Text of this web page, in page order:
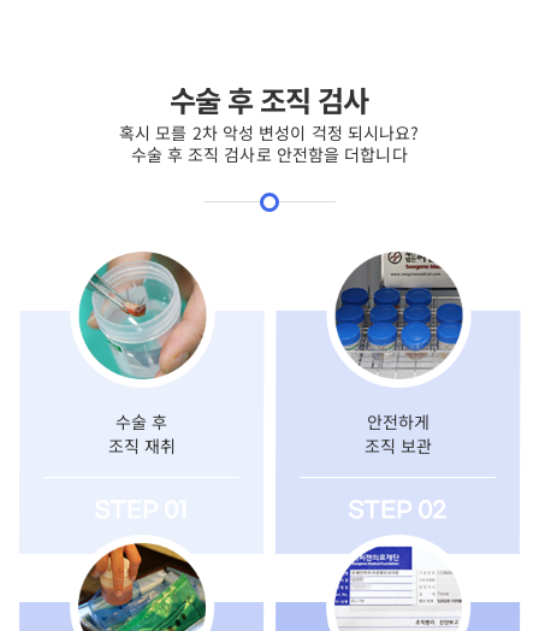
수술 후 조직 검사
혹시 모를 2차 악성 변성이 걱정 되시나요?
수술 후 조직 검사로 안전함을 더합니다
수술 후
조직 재취
안전하게
조직 보관
STEP 02